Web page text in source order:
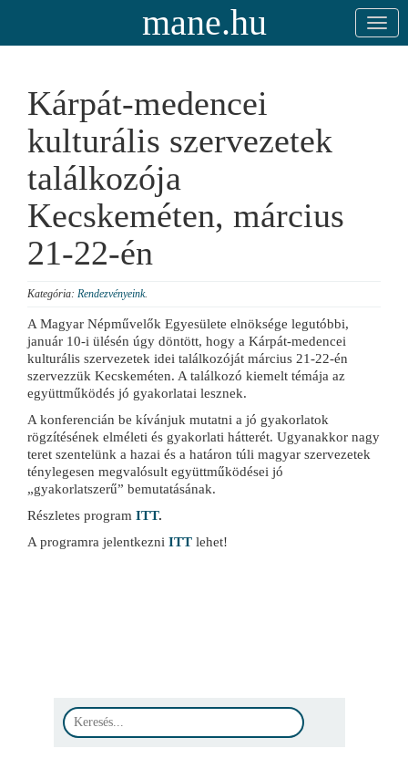
mane.hu
Kárpát-medencei
kulturális szervezetek
találkozója
Kecskeméten, március
21-22-én
Kategória: Rendezvényeink.
A Magyar Népművelők Egyesülete elnöksége legutóbbi,
január 10-i ülésén úgy döntött, hogy a Kárpát-medencei
kulturális szervezetek idei találkozóját március 21-22-én
szervezzük Kecskeméten. A találkozó kiemelt témája az
együttműködés jó gyakorlatai lesznek.
A konferencián be kívánjuk mutatni a jó gyakorlatok
rögzítésének elméleti és gyakorlati hátterét. Ugyanakkor nagy
teret szentelünk a hazai és a határon túli magyar szervezetek
ténylegesen megvalósult együttműködései jó
„gyakorlatszerű” bemutatásának.
Részletes program ITT.
A programra jelentkezni ITT lehet!